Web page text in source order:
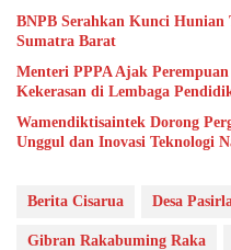
BNPB Serahkan Kunci Hunian
Sumatra Barat
Menteri PPPA Ajak
Kekerasan di Lembaga
Wamendiktisaintek Dorong
Unggul dan Inovasi Teknologi
Berita Cisarua Desa
Gibran Rakabuming Raka